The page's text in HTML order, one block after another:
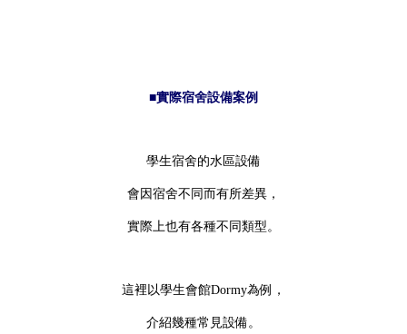
■實際宿舍設備案例
學生宿舍的水區設備
會因宿舍不同而有所差異，
實際上也有各種不同類型。
這裡以學生會館Dormy為例，
介紹幾種常見設備。